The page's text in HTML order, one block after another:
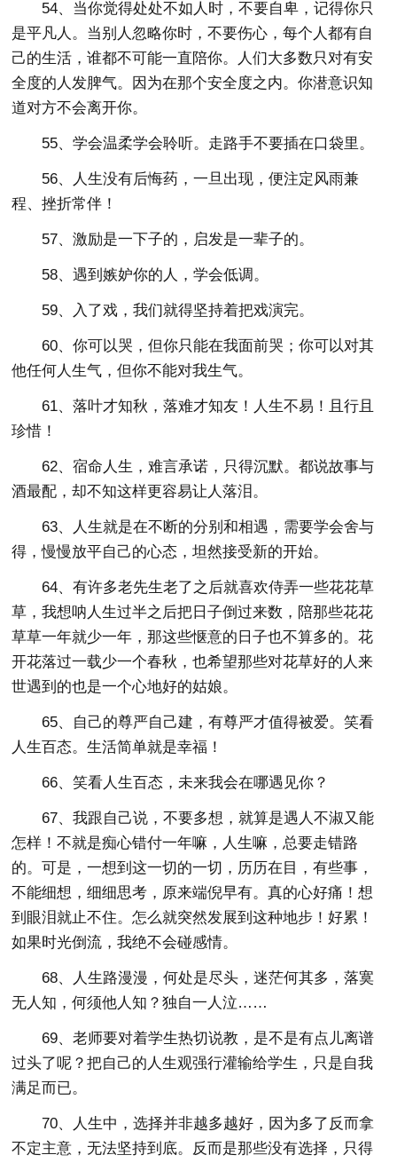
54、当你觉得处处不如人时，不要自卑，记得你只
是平凡人。当别人忽略你时，不要伤心，每个人都有自
己的生活，谁都不可能一直陪你。人们大多数只对有安
全度的人发脾气。因为在那个安全度之内。你潜意识知
道对方不会离开你。
55、学会温柔学会聆听。走路手不要插在口袋里。
56、人生没有后悔药，一旦出现，便注定风雨兼
程、挫折常伴！
57、激励是一下子的，启发是一辈子的。
58、遇到嫉妒你的人，学会低调。
59、入了戏，我们就得坚持着把戏演完。
60、你可以哭，但你只能在我面前哭；你可以对其
他任何人生气，但你不能对我生气。
61、落叶才知秋，落难才知友！人生不易！且行且
珍惜！
62、宿命人生，难言承诺，只得沉默。都说故事与
酒最配，却不知这样更容易让人落泪。
63、人生就是在不断的分别和相遇，需要学会舍与
得，慢慢放平自己的心态，坦然接受新的开始。
64、有许多老先生老了之后就喜欢侍弄一些花花草
草，我想呐人生过半之后把日子倒过来数，陪那些花花
草草一年就少一年，那这些惬意的日子也不算多的。花
开花落过一载少一个春秋，也希望那些对花草好的人来
世遇到的也是一个心地好的姑娘。
65、自己的尊严自己建，有尊严才值得被爱。笑看
人生百态。生活简单就是幸福！
66、笑看人生百态，未来我会在哪遇见你？
67、我跟自己说，不要多想，就算是遇人不淑又能
怎样！不就是痴心错付一年嘛，人生嘛，总要走错路
的。可是，一想到这一切的一切，历历在目，有些事，
不能细想，细细思考，原来端倪早有。真的心好痛！想
到眼泪就止不住。怎么就突然发展到这种地步！好累！
如果时光倒流，我绝不会碰感情。
68、人生路漫漫，何处是尽头，迷茫何其多，落寞
无人知，何须他人知？独自一人泣……
69、老师要对着学生热切说教，是不是有点儿离谱
过头了呢？把自己的人生观强行灌输给学生，只是自我
满足而已。
70、人生中，选择并非越多越好，因为多了反而拿
不定主意，无法坚持到底。反而是那些没有选择，只得